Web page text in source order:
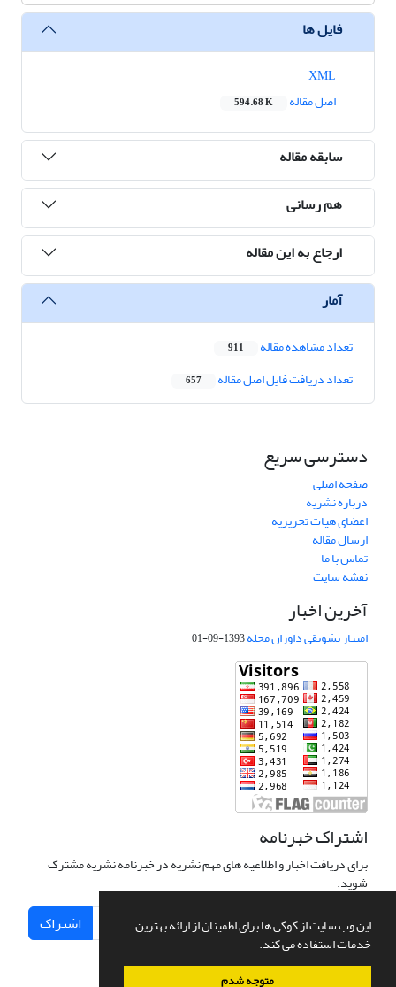
این وب سایت از کوکی ها برای اطمینان از ارائه بهترین
خدمات استفاده می کند.
متوجه شدم
فایل ها
اصل مقاله
594.68 K
سابقه مقاله
هم رسانی
ارجاع به این مقاله
آمار
تعداد مشاهده مقاله 911
تعداد دریافت فایل اصل مقاله 657
دسترسی سریع
صفحه اصلی
درباره نشریه
اعضای هیات تحریریه
ارسال مقاله
تماس با ما
نقشه سایت
آخرین اخبار
امتیاز تشویقی داوران مجله1393-09-01
اشتراک خبرنامه
برای دریافت اخبار و اطلاعیه های مهم نشریه در خبرنامه نشریه مشترک
شوید.
اشتراک